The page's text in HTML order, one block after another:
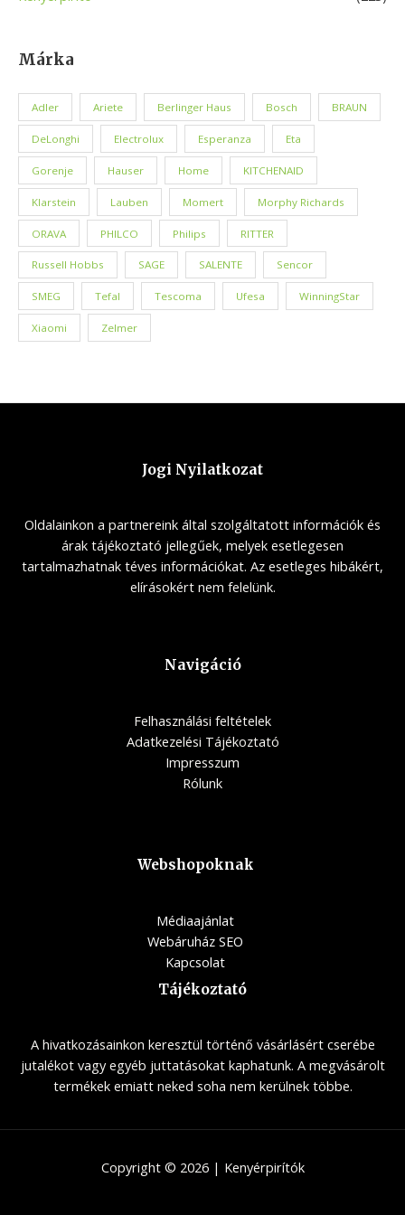
Márka
Adler Ariete Berlinger Haus Bosch BRAUN
DeLonghi Electrolux Esperanza Eta
Gorenje Hauser Home KITCHENAID
Klarstein Lauben Momert Morphy Richards
ORAVA PHILCO Philips RITTER
Russell Hobbs SAGE SALENTE Sencor
SMEG Tefal Tescoma Ufesa WinningStar
Xiaomi Zelmer
Jogi Nyilatkozat
Oldalainkon a partnereink által szolgáltatott információk és
árak tájékoztató jellegűek, melyek esetlegesen
tartalmazhatnak téves információkat. Az esetleges hibákért,
elírásokért nem felelünk.
Navigáció
Felhasználási feltételek
Adatkezelési Tájékoztató
Impresszum
Rólunk
Webshopoknak
Médiaajánlat
Webáruház SEO
Kapcsolat
Tájékoztató
A hivatkozásainkon keresztül történő vásárlásért cserébe
jutalékot vagy egyéb juttatásokat kaphatunk. A megvásárolt
termékek emiatt neked soha nem kerülnek többe.
Copyright © 2026 | Kenyérpirítók